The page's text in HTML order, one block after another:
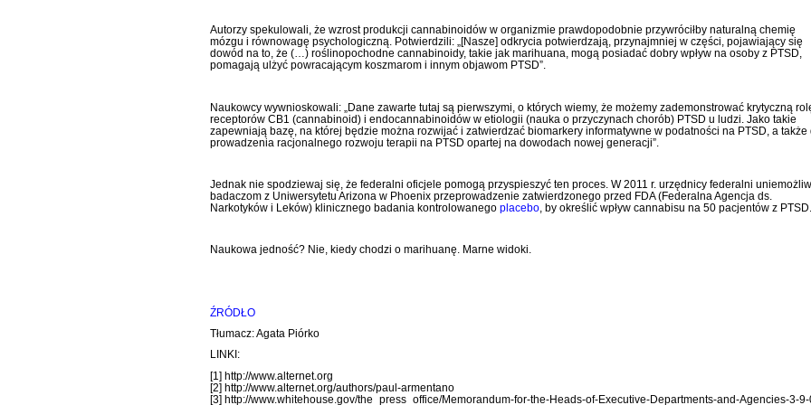
Autorzy spekulowali, że wzrost produkcji cannabinoidów w organizmie prawdopodobnie przywróciłby naturalną chemię
mózgu i równowagę psychologiczną. Potwierdzili: „[Nasze] odkrycia potwierdzają, przynajmniej w części, pojawiający się
dowód na to, że (…) roślinopochodne cannabinoidy, takie jak marihuana, mogą posiadać dobry wpływ na osoby z PTSD,
pomagają ulżyć powracającym koszmarom i innym objawom PTSD”.
Naukowcy wywnioskowali: „Dane zawarte tutaj są pierwszymi, o których wiemy, że możemy zademonstrować krytyczną
receptorów CB1 (cannabinoid) i endocannabinoidów w etiologii (nauka o przyczynach chorób) PTSD u ludzi. Jako takie
zapewniają bazę, na której będzie można rozwijać i zatwierdzać biomarkery informatywne w podatności na PTSD, a także
prowadzenia racjonalnego rozwoju terapii na PTSD opartej na dowodach nowej generacji”.
Jednak nie spodziewaj się, że federalni oficjele pomogą przyspieszyć ten proces. W 2011 r. urzędnicy federalni
badaczom z Uniwersytetu Arizona w Phoenix przeprowadzenie zatwierdzonego przed FDA (Federalna Agencja ds.
Narkotyków i Leków) klinicznego badania kontrolowanego placebo, by określić wpływ cannabisu na 50 pacjentów z PTSD.
Naukowa jedność? Nie, kiedy chodzi o marihuanę. Marne widoki.
ŹRÓDŁO
Tłumacz: Agata Piórko
LINKI:
[1] http://www.alternet.org
[2] http://www.alternet.org/authors/paul-armentano
[3] http://www.whitehouse.gov/the_press_office/Memorandum-for-the-Heads-of-Executive-Departments-and-Agencies-3-